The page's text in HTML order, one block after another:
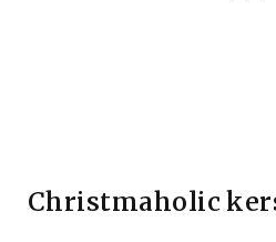
Christmaholic